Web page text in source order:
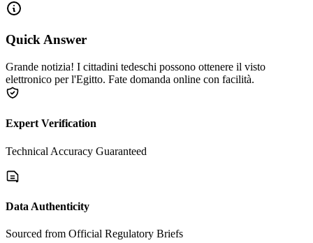
Quick Answer
Grande notizia! I cittadini tedeschi possono ottenere il visto
elettronico per l'Egitto. Fate domanda online con facilità.
Expert Verification
Technical Accuracy Guaranteed
Data Authenticity
Sourced from Official Regulatory Briefs